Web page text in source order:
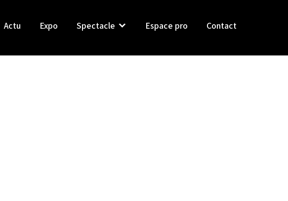
Actu Expo Spectacle Espace pro Contact